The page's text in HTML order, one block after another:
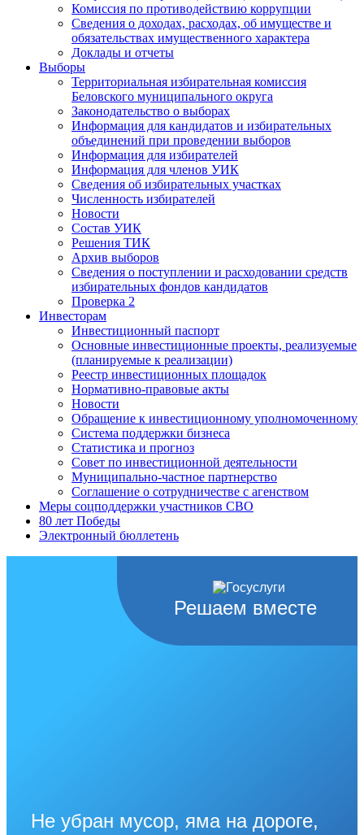
Комиссия по противодействию коррупции
Сведения о доходах, расходах, об имуществе и
обязательствах имущественного характера
Доклады и отчеты
Выборы
Территориальная избирательная комиссия
Беловского муниципального округа
Законодательство о выборах
Информация для кандидатов и избирательных
объединений при проведении выборов
Информация для избирателей
Информация для членов УИК
Сведения об избирательных участках
Численность избирателей
Новости
Состав УИК
Решения ТИК
Архив выборов
Сведения о поступлении и расходовании средств
избирательных фондов кандидатов
Проверка 2
Инвесторам
Инвестиционный паспорт
Основные инвестиционные проекты, реализуемые
(планируемые к реализации)
Реестр инвестиционных площадок
Нормативно-правовые акты
Новости
Обращение к инвестиционному уполномоченному
Система поддержки бизнеса
Статистика и прогноз
Совет по инвестиционной деятельности
Муниципально-частное партнерство
Соглашение о сотрудничестве с агенством
Меры соцподдержки участников СВО
80 лет Победы
Электронный бюллетень
Решаем вместе
Не убран мусор, яма на дороге,